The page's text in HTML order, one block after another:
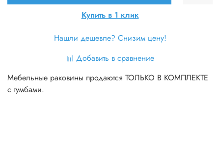
Купить в 1 клик
Нашли дешевле? Снизим цену!
Добавить в сравнение
Мебельные раковины продаются ТОЛЬКО В КОМПЛЕКТЕ
с тумбами.